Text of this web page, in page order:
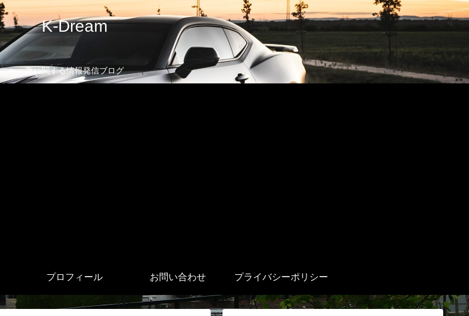
K-Dream
車に関する情報発信ブログ
プロフィール お問い合わせ プライバシーポリシー